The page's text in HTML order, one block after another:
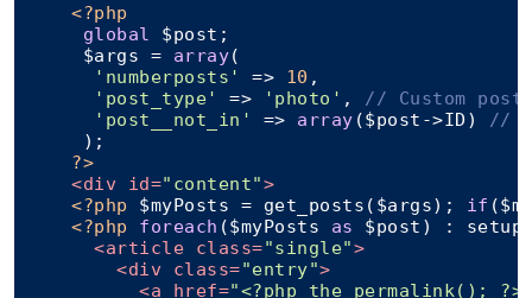
<?php
global $post;
     $args =
array(
'numberposts'
=> 10 ,
'post_type'
=> 'photo' , // Custom post
'post__not_in'
=> array ($post->ID) //
     );
?>
<div id="content">
<?php $myPosts = get_posts($args); if
<?php
foreach ($myPosts as $post) :
<article class="single">
<div class="entry">
<a href="<?php the_permalink();